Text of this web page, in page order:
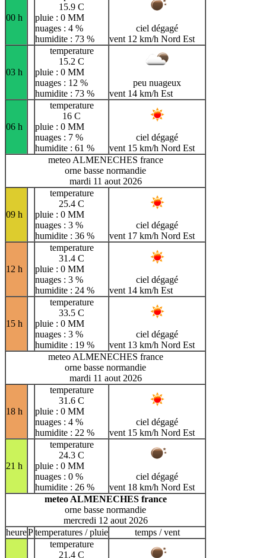
00 h
15.9 C
pluie : 0 MM
nuages : 4 %
humidite : 73 %
ciel dégagé
vent 12 km/h Nord Est
03 h
temperature
15.2 C
pluie : 0 MM
nuages : 12 %
humidite : 73 %
peu nuageux
vent 14 km/h Est
06 h
temperature
16 C
pluie : 0 MM
nuages : 7 %
humidite : 61 %
ciel dégagé
vent 15 km/h Nord Est
meteo ALMENECHES france
orne basse normandie
mardi 11 aout 2026
09 h
temperature
25.4 C
pluie : 0 MM
nuages : 3 %
humidite : 36 %
ciel dégagé
vent 17 km/h Nord Est
12 h
temperature
31.4 C
pluie : 0 MM
nuages : 3 %
humidite : 24 %
ciel dégagé
vent 14 km/h Est
15 h
temperature
33.5 C
pluie : 0 MM
nuages : 3 %
humidite : 19 %
ciel dégagé
vent 13 km/h Nord Est
meteo ALMENECHES france
orne basse normandie
mardi 11 aout 2026
18 h
temperature
31.6 C
pluie : 0 MM
nuages : 4 %
humidite : 22 %
ciel dégagé
vent 15 km/h Nord Est
21 h
temperature
24.3 C
pluie : 0 MM
nuages : 0 %
humidite : 26 %
ciel dégagé
vent 18 km/h Nord Est
meteo ALMENECHES france
orne basse normandie
mercredi 12 aout 2026
heurePtemperatures / pluie temps / vent
temperature
21.4 C